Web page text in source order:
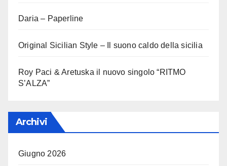
Daria – Paperline
Original Sicilian Style – Il suono caldo della sicilia
Roy Paci & Aretuska il nuovo singolo “RITMO
S’ALZA”
Archivi
Giugno 2026